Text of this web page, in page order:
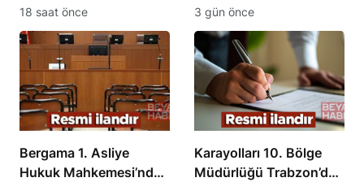
satışa çıkardı
18 saat önce
Kamulaştırma Davası
Kararı
3 gün önce
Bergama 1. Asliye
Hukuk Mahkemesi’nden
Karayolları 10. Bölge
Müdürlüğü Trabzon’da